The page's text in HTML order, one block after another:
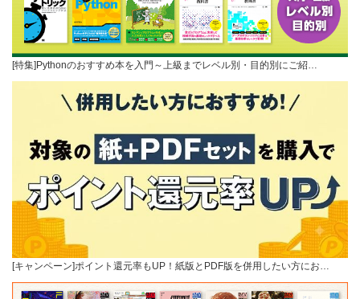
[特集]Pythonのおすすめ本を入門～上級までレベル別・目的別にご紹…
[キャンペーン]ポイント還元率もUP！紙版とPDF版を併用したい方にお…